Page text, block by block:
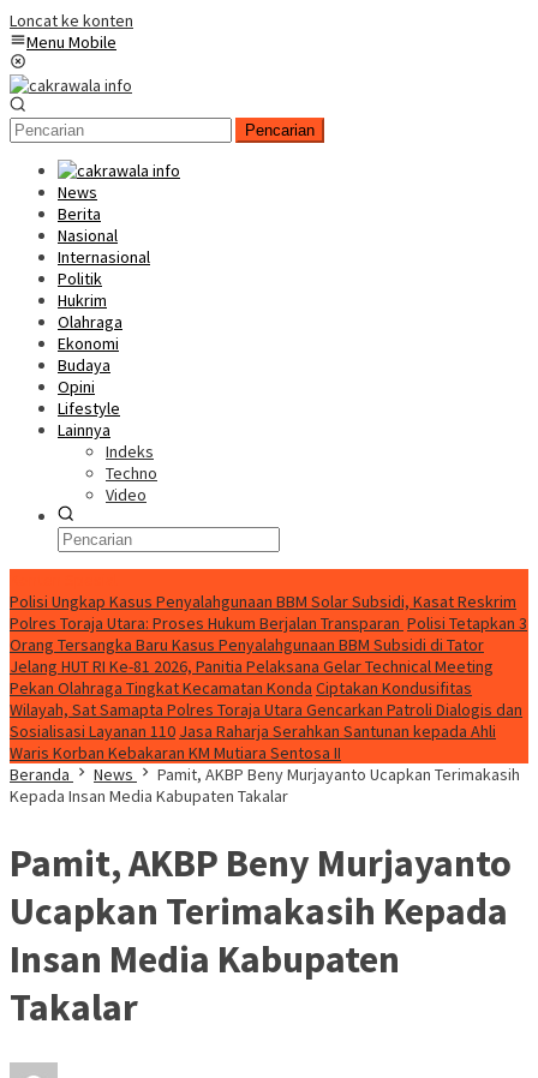
Loncat ke konten
Menu Mobile
Pencarian
News
Berita
Nasional
Internasional
Politik
Hukrim
Olahraga
Ekonomi
Budaya
Opini
Lifestyle
Lainnya
Indeks
Techno
Video
Polisi Ungkap Kasus Penyalahgunaan BBM Solar Subsidi, Kasat Reskrim
Polres Toraja Utara: Proses Hukum Berjalan Transparan Polisi Tetapkan 3
Orang Tersangka Baru Kasus Penyalahgunaan BBM Subsidi di Tator
Jelang HUT RI Ke-81 2026, Panitia Pelaksana Gelar Technical Meeting
Pekan Olahraga Tingkat Kecamatan Konda Ciptakan Kondusifitas
Wilayah, Sat Samapta Polres Toraja Utara Gencarkan Patroli Dialogis dan
Sosialisasi Layanan 110 Jasa Raharja Serahkan Santunan kepada Ahli
Waris Korban Kebakaran KM Mutiara Sentosa II
Beranda
News
Pamit, AKBP Beny Murjayanto Ucapkan Terimakasih
Kepada Insan Media Kabupaten Takalar
Pamit, AKBP Beny Murjayanto
Ucapkan Terimakasih Kepada
Insan Media Kabupaten
Takalar